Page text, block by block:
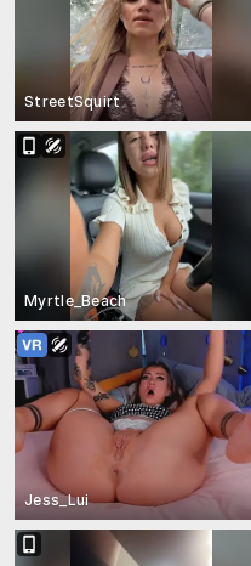
StreetSquirt
Myrtle_Beach
Jess_Lui